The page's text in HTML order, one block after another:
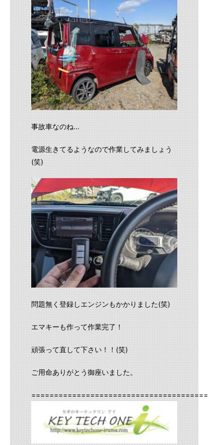
事故車なのね…
電源生きてるようなので作業してみましょう
(笑)
問題無く登録しエンジンもかかりました(笑)
エマキーも作って作業完了！
頑張って直して下さい！！(笑)
ご用命ありがとう御座いました。